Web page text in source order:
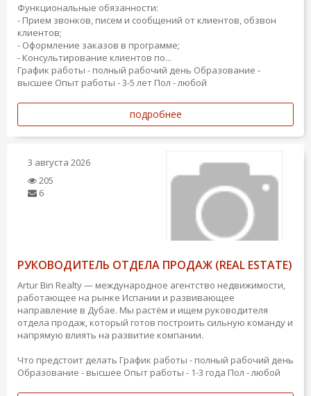
Функциональные обязанности:
- Прием звонков, писем и сообщений от клиентов, обзвон
клиентов;
- Оформление заказов в программе;
- Консультирование клиентов по...
График работы - полный рабочий день Образование -
высшее Опыт работы - 3-5 лет Пол - любой
подробнее
3 августа 2026
205
6
РУКОВОДИТЕЛЬ ОТДЕЛА ПРОДАЖ (REAL ESTATE)
Artur Bin Realty — международное агентство недвижимости,
работающее на рынке Испании и развивающее
направление в Дубае. Мы растём и ищем руководителя
отдела продаж, который готов построить сильную команду и
напрямую влиять на развитие компании.
Что предстоит делать График работы - полный рабочий день
Образование - высшее Опыт работы - 1-3 года Пол - любой